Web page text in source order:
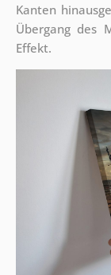
Kanten
Übergang des
Effekt.